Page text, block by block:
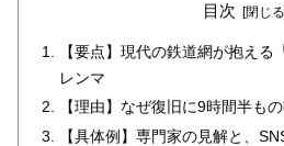
目次
【要点】現代の鉄道網が抱える
レンマ
【理由】なぜ復旧に9時間半も
【具体例】専門家の見解と、